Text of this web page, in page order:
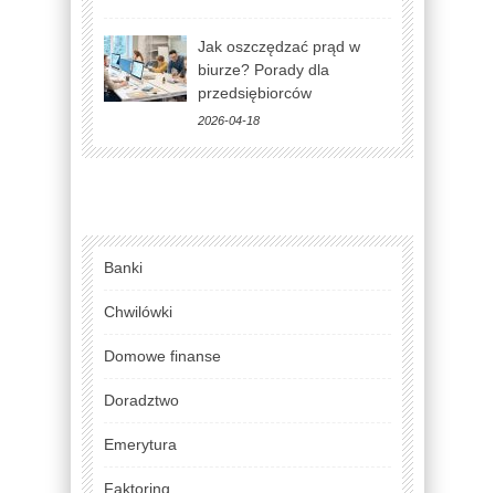
Jak oszczędzać prąd w
biurze? Porady dla
przedsiębiorców
2026-04-18
Banki
Chwilówki
Domowe finanse
Doradztwo
Emerytura
Faktoring